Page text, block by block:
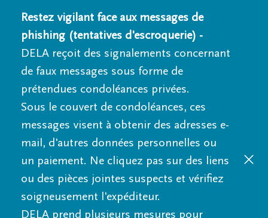
Restez vigilant face aux messages de
phishing (tentatives d'escroquerie) -
DELA reçoit des signalements concernant
de faux messages sous forme de
prétendues condoléances privées.
Sous le couvert de condoléances, ces
messages visent à obtenir des adresses e-
mail, d'autres données personnelles ou
un paiement. Ne cliquez pas sur des liens
ou des pièces jointes suspects et vérifiez
soigneusement l'expéditeur.
DELA prend plusieurs mesures pour